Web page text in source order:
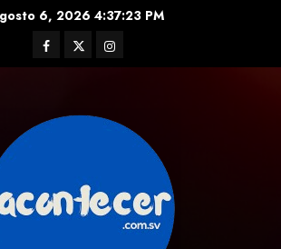
6, 2026 4:37:24 PM
Facebook
TwitterInstagram